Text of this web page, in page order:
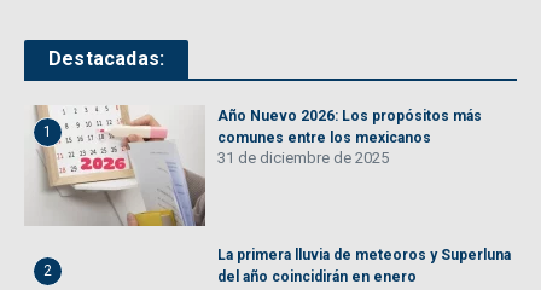
Destacadas:
1
Año Nuevo 2026: Los propósitos más
comunes entre los mexicanos
31 de diciembre de 2025
2
La primera lluvia de meteoros y Superluna
del año coincidirán en enero